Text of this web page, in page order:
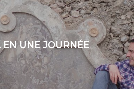
EN UNE JOURNÉE